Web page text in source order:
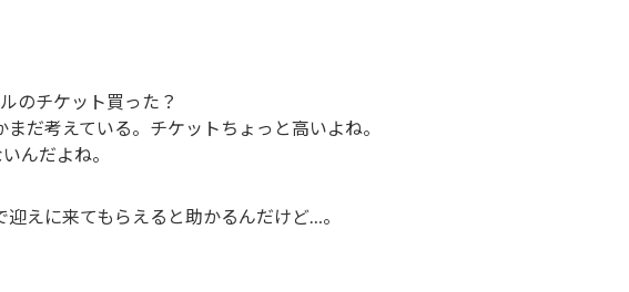
のチケット買った？
だ考えている。チケットちょっと高いよね。
んだよね。
迎えに来てもらえると助かるんだけど…。